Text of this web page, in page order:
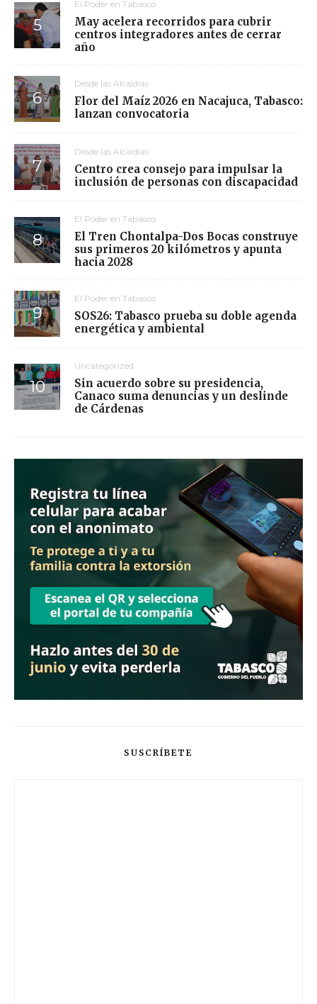
El Poder en Tabasco
May acelera recorridos para cubrir
centros integradores antes de cerrar
año
Desde las Alcaldías
Flor del Maíz 2026 en Nacajuca, Tabasco:
lanzan convocatoria
Desde las Alcaldías
Centro crea consejo para impulsar la
inclusión de personas con discapacidad
El Poder en Tabasco
El Tren Chontalpa-Dos Bocas construye
sus primeros 20 kilómetros y apunta
hacia 2028
El Poder en Tabasco
SOS26: Tabasco prueba su doble agenda
energética y ambiental
Uncategorized
Sin acuerdo sobre su presidencia,
Canaco suma denuncias y un deslinde
de Cárdenas
SUSCRÍBETE